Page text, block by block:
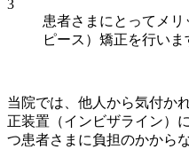
3
患者さまにとってメ
ピース）矯正を行いま
当院では、他人から気付か
正装置（インビザライン）
つ患者さまに負担のかから